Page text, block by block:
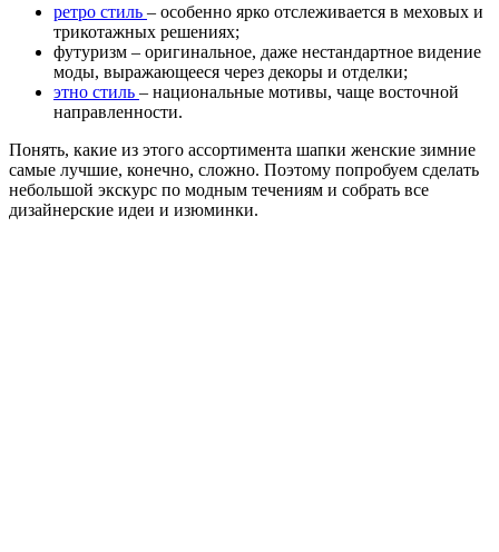
ретро стиль – особенно ярко отслеживается в меховых и
трикотажных решениях;
футуризм – оригинальное, даже нестандартное видение
моды, выражающееся через декоры и отделки;
этно стиль – национальные мотивы, чаще восточной
направленности.
Понять, какие из этого ассортимента шапки женские зимние
самые лучшие, конечно, сложно. Поэтому попробуем сделать
небольшой экскурс по модным течениям и собрать все
дизайнерские идеи и изюминки.